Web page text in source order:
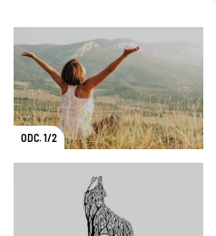
ODC. 1/2